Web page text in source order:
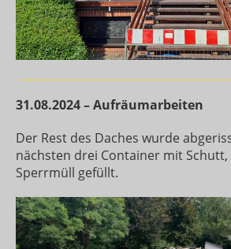
31.08.2024 – Aufräumarbeiten
Der Rest des Daches wurde
nächsten drei Container mit Schutt,
Sperrmüll gefüllt.